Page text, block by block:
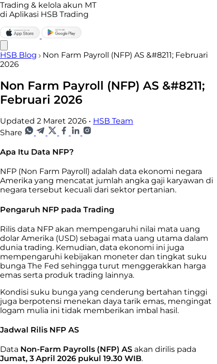
Trading & kelola akun MT
di Aplikasi HSB Trading
HSB Blog
Non Farm Payroll (NFP) AS &#8211; Februari
2026
Non Farm Payroll (NFP) AS &#8211;
Februari 2026
Updated 2 Maret 2026 • HSB Team
Share
Apa Itu Data NFP?
NFP (Non Farm Payroll) adalah data ekonomi negara
Amerika yang mencatat jumlah angka gaji karyawan di
negara tersebut kecuali dari sektor pertanian.
Pengaruh NFP pada Trading
Rilis data NFP akan mempengaruhi nilai mata uang
dolar Amerika (USD) sebagai mata uang utama dalam
dunia trading. Kemudian, data ekonomi ini juga
mempengaruhi kebijakan moneter dan tingkat suku
bunga The Fed sehingga turut menggerakkan harga
emas serta produk trading lainnya.
Kondisi suku bunga yang cenderung bertahan tinggi
juga berpotensi menekan daya tarik emas, mengingat
logam mulia ini tidak memberikan imbal hasil.
Jadwal Rilis NFP AS
Data Non-Farm Payrolls (NFP) AS akan dirilis pada
Jumat, 3 April 2026 pukul 19.30 WIB.